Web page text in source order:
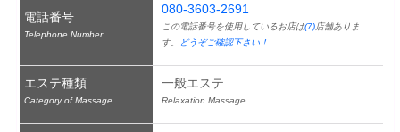
電話番号
Telephone Number
080-3603-2691
この電話番号を使用しているお店は(7)店舗ありま
す。
どうぞご確認下さい！
エステ種類
Category of Massage
一般エステ
Relaxation Massage